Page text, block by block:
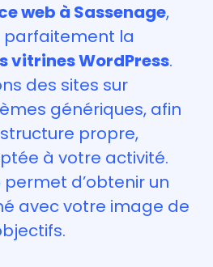
web à Sassenage,
parfaitement la
vitrines WordPress.
des sites sur
génériques, afin
propre,
à votre activité.
d’obtenir un
avec votre image de